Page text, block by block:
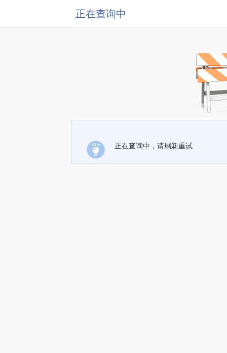
正在查询中
正在查询中，请刷新重试